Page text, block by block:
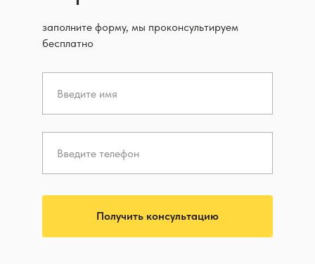
заполните форму, мы проконсультируем
бесплатно
Получить консультацию